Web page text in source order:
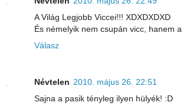
A Világ Legjobb Viccei!!! XDXDXDXD
És némelyik nem csupán vicc, hanem
Válasz
Névtelen 2010. május 26. 22:51
Sajna a pasik tényleg ilyen hülyék! :D